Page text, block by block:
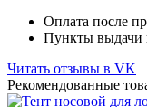
Оплата после
Пункты выдачи
Читать отзывы в VK
Рекомендованные